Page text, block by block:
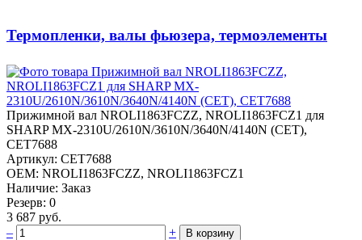
Термопленки, валы фьюзера, термоэлементы
Прижимной ­вал NROLI1863FCZZ, NROLI1863FC­Z1 для
SHARP MX-2310U/2610N/36­10N/3640N/4140N (CET),
CET7688­
Артикул: CET7688
OEM: NROLI1863FCZZ, NROLI1863FCZ1
Наличие: Заказ
Резерв: 0
3 687 руб.
–
+ В корзину